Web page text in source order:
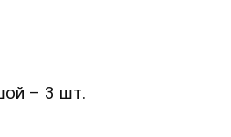
– 3 шт.